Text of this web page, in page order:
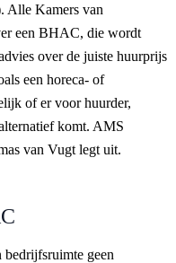
Alle Kamers van
een BHAC, die wordt
over de juiste huurprijs
een horeca- of
of er voor huurder,
komt. AMS
van Vugt legt uit.
bedrijfsruimte geen